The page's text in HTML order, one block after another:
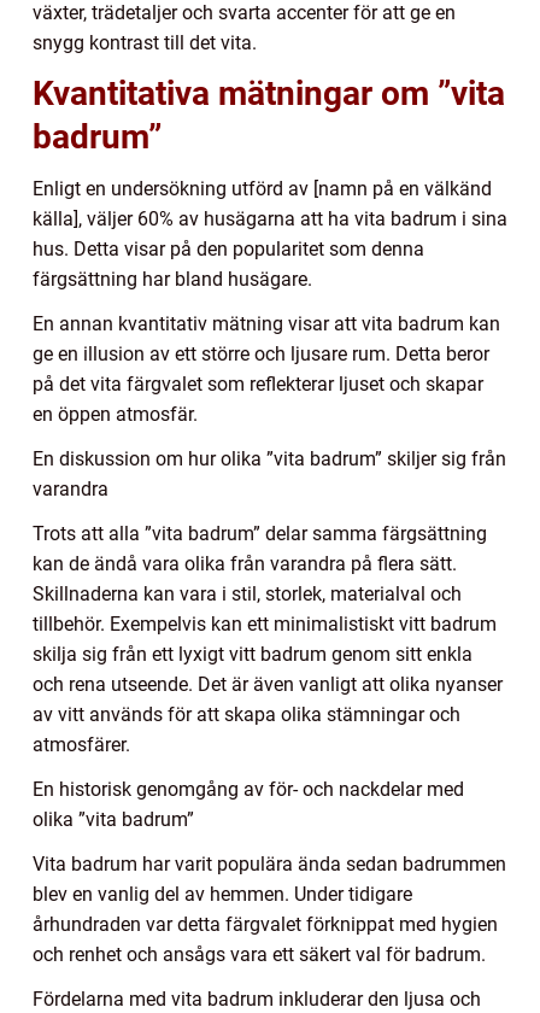
växter, trädetaljer och svarta accenter för att ge en
snygg kontrast till det vita.
Kvantitativa mätningar om ”vita
badrum”
Enligt en undersökning utförd av [namn på en välkänd
källa], väljer 60% av husägarna att ha vita badrum i sina
hus. Detta visar på den popularitet som denna
färgsättning har bland husägare.
En annan kvantitativ mätning visar att vita badrum kan
ge en illusion av ett större och ljusare rum. Detta beror
på det vita färgvalet som reflekterar ljuset och skapar
en öppen atmosfär.
En diskussion om hur olika ”vita badrum” skiljer sig från
varandra
Trots att alla ”vita badrum” delar samma färgsättning
kan de ändå vara olika från varandra på flera sätt.
Skillnaderna kan vara i stil, storlek, materialval och
tillbehör. Exempelvis kan ett minimalistiskt vitt badrum
skilja sig från ett lyxigt vitt badrum genom sitt enkla
och rena utseende. Det är även vanligt att olika nyanser
av vitt används för att skapa olika stämningar och
atmosfärer.
En historisk genomgång av för- och nackdelar med
olika ”vita badrum”
Vita badrum har varit populära ända sedan badrummen
blev en vanlig del av hemmen. Under tidigare
århundraden var detta färgvalet förknippat med hygien
och renhet och ansågs vara ett säkert val för badrum.
Fördelarna med vita badrum inkluderar den ljusa och